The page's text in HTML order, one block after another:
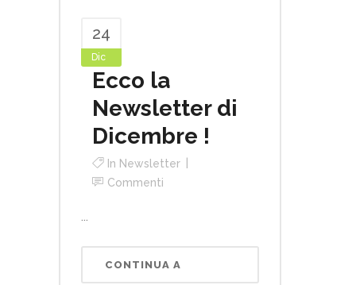
24
Dic
Ecco la
Newsletter di
Dicembre !
In Newsletter
Commenti
CONTINUA A